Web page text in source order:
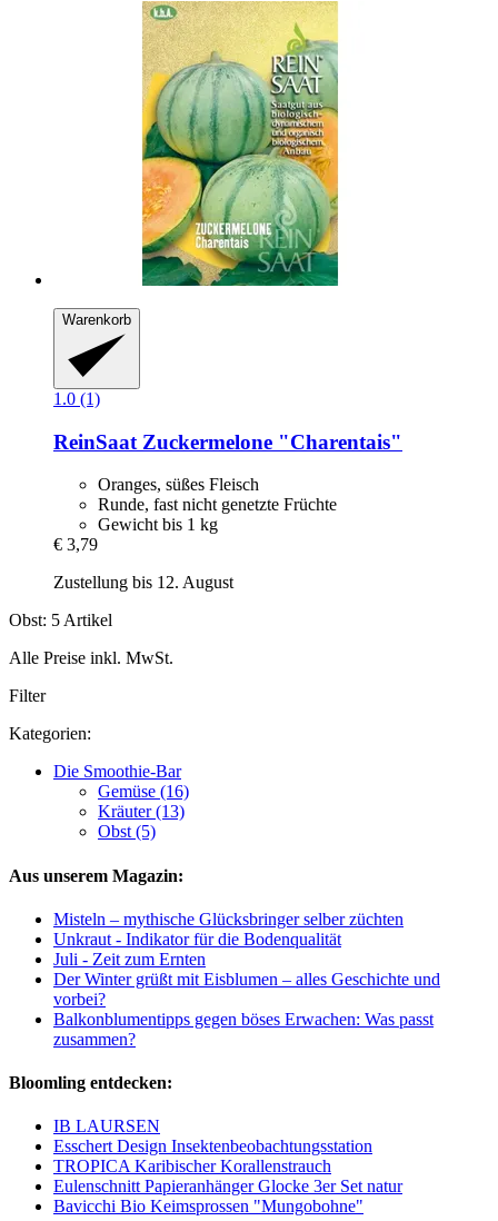
Warenkorb
1.0 (1)
ReinSaat Zuckermelone "Charentais"
Oranges, süßes Fleisch
Runde, fast nicht genetzte Früchte
Gewicht bis 1 kg
€ 3,79
Zustellung bis 12. August
Obst: 5 Artikel
Alle Preise inkl. MwSt.
Filter
Kategorien:
Die Smoothie-Bar
Gemüse (16)
Kräuter (13)
Obst (5)
Aus unserem Magazin:
Misteln – mythische Glücksbringer selber züchten
Unkraut - Indikator für die Bodenqualität
Juli - Zeit zum Ernten
Der Winter grüßt mit Eisblumen – alles Geschichte und
vorbei?
Balkonblumentipps gegen böses Erwachen: Was passt
zusammen?
Bloomling entdecken:
IB LAURSEN
Esschert Design Insektenbeobachtungsstation
TROPICA Karibischer Korallenstrauch
Eulenschnitt Papieranhänger Glocke 3er Set natur
Bavicchi Bio Keimsprossen "Mungobohne"